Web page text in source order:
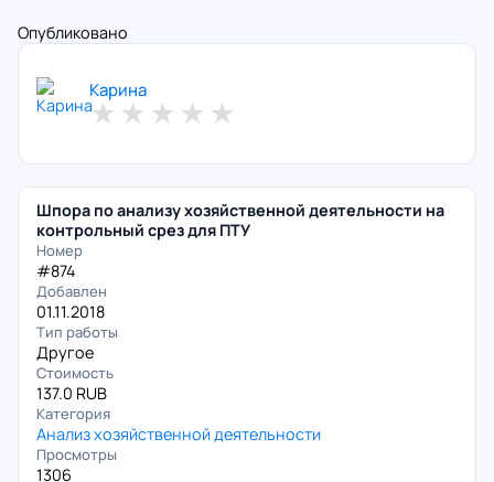
Опубликовано
Карина
★ ★ ★ ★ ★
Шпора по анализу хозяйственной деятельности на
контрольный срез для ПТУ
Номер
#874
Добавлен
01.11.2018
Тип работы
Другое
Стоимость
137.0 RUB
Категория
Анализ хозяйственной деятельности
Просмотры
1306